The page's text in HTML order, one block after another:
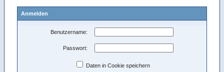
Anmelden
Benutzername:
Passwort:
Daten in Cookie speichern